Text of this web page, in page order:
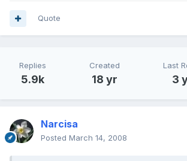
Quote
Replies
5.9k
Created
18 yr
Last
3
Narcisa
Posted March 14, 2008